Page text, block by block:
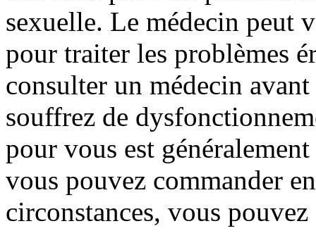
sexuelle. Le médecin peut
pour traiter les problèmes
consulter un médecin
souffrez de
pour vous est
vous pouvez commander
circonstances, vous